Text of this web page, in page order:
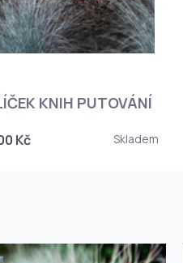
KNIH PUTOVÁNÍ
Kč Skladem